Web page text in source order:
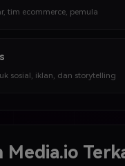
tim ecommerce, pemula
sosial, iklan, dan storytelling
Media.io